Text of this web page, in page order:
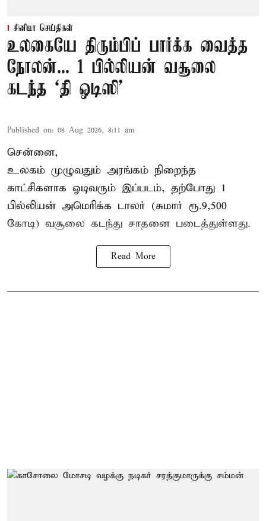
சினிமா செய்திகள்
உலகையே திரும்பிப் பார்க்க வைத்த
நோலன்... 1 பில்லியன் வசூலை
கடந்த ‘தி ஒடிஸி’
Published on: 08 Aug 2026, 8:11 am
சென்னை,
உலகம் முழுவதும் அரங்கம் நிறைந்த
காட்சிகளாக ஓடிவரும் இப்படம், தற்போது 1
பில்லியன் அமெரிக்க டாலர் (சுமார் ரூ.9,500
கோடி) வசூலை கடந்து சாதனை படைத்துள்ளது.
Read More